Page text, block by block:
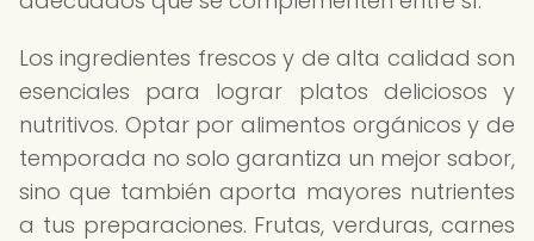
Los ingredientes frescos y de alta calidad son
esenciales para lograr platos deliciosos y
nutritivos. Optar por alimentos orgánicos y de
temporada no solo garantiza un mejor sabor,
sino que también aporta mayores nutrientes
a tus preparaciones. Frutas, verduras, carnes